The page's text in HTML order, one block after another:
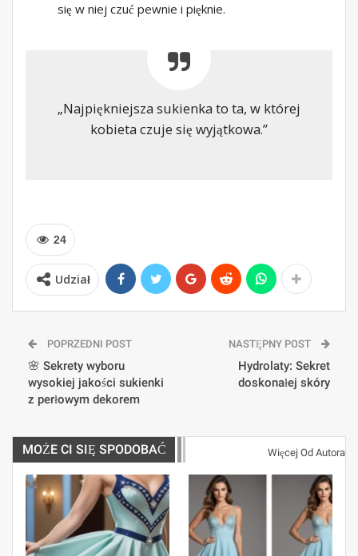
się w niej czuć pewnie i pięknie.
„Najpiękniejsza sukienka to ta, w której
kobieta czuje się wyjątkowa.”
24
Udział
POPRZEDNI POST
🌸 Sekrety wyboru
wysokiej jakości sukienki
z perłowym dekorem
NASTĘPNY POST
Hydrolaty: Sekret
doskonałej skóry
MOŻE CI SIĘ SPODOBAĆ Więcej Od Autora